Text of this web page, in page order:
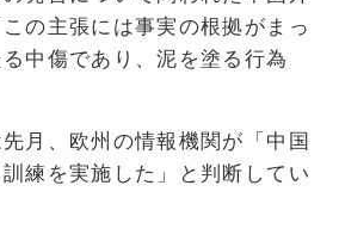
の主張には事実の根拠がまっ
中傷であり、泥を塗る行為
月、欧州の情報機関が「中国
練を実施した」と判断してい